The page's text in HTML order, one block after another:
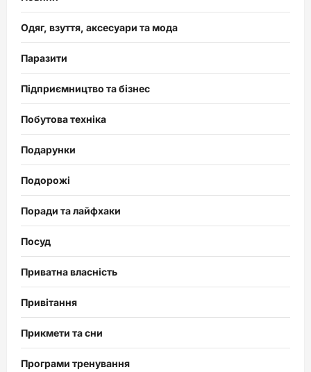
Одяг, взуття, аксесуари та мода
Паразити
Підприємництво та бізнес
Побутова техніка
Подарунки
Подорожі
Поради та лайфхаки
Посуд
Приватна власність
Привітання
Прикмети та сни
Програми тренування